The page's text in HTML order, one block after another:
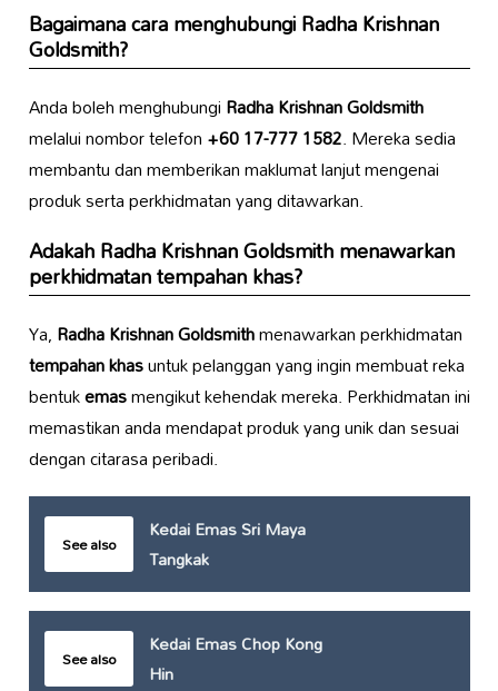
Bagaimana cara menghubungiRadha Krishnan
Goldsmith?
Anda boleh menghubungiRadha Krishnan Goldsmith
melalui nombor telefon+60 17-777 1582. Mereka sedia
membantu dan memberikan maklumat lanjut mengenai
produk serta perkhidmatan yang ditawarkan.
AdakahRadha Krishnan Goldsmithmenawarkan
perkhidmatantempahan khas?
Ya,Radha Krishnan Goldsmithmenawarkan perkhidmatan
tempahan khasuntuk pelanggan yang ingin membuat reka
bentukemasmengikut kehendak mereka. Perkhidmatan ini
memastikan anda mendapat produk yang unik dan sesuai
dengan citarasa peribadi.
See also
Kedai Emas Sri Maya
Tangkak
See also
Kedai Emas Chop Kong
Hin